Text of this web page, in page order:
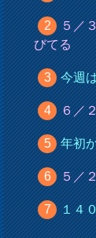
５／
びてる
今週
６／
年初
５／
１４